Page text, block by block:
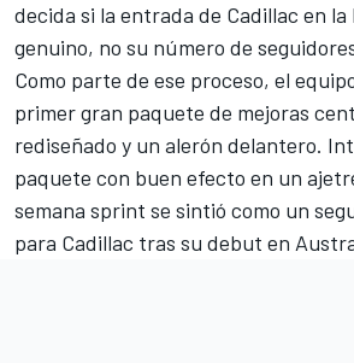
decida si la entrada de Cadillac en la
genuino, no su número de
Como parte de ese proceso, el
primer gran paquete de mejoras
rediseñado y un alerón delantero.
paquete con buen efecto en un
semana sprint se sintió como un
para Cadillac tras su debut en